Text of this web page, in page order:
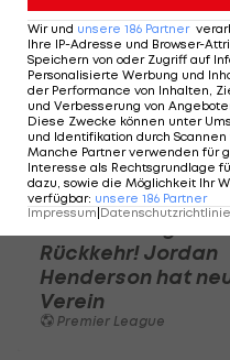
Rückkehr! Jordan
Henderson hat
Verein
Premier League
Wir und unsere 186 Partner
Ihre IP-Adresse und Browser-
Speichern von oder Zugriff auf
Personalisierte Werbung und
der Performance von Inhalten,
und Verbesserung von
Diese Zwecke können unter
und Identifikation durch Scannen
Manche Partner verwenden für
Interesse als Rechtsgrundlage
dazu, sowie die Möglichkeit Ihr
verfügbar: unsere 186 Partner
Impressum Datenschutzrichtlinie